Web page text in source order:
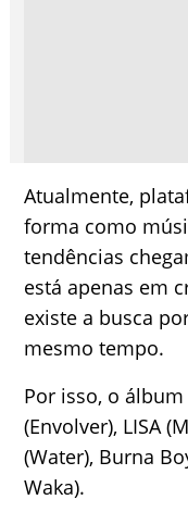
Atualmente,
forma como
tendências
está apenas em
existe a busca
mesmo tempo.
Por isso, o
(Envolver), LISA
(Water), Burna
Waka).